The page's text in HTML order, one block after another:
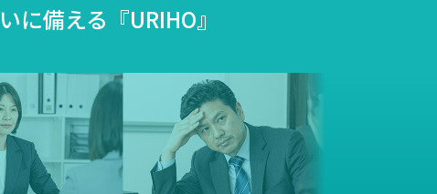
に備える『URIHO』